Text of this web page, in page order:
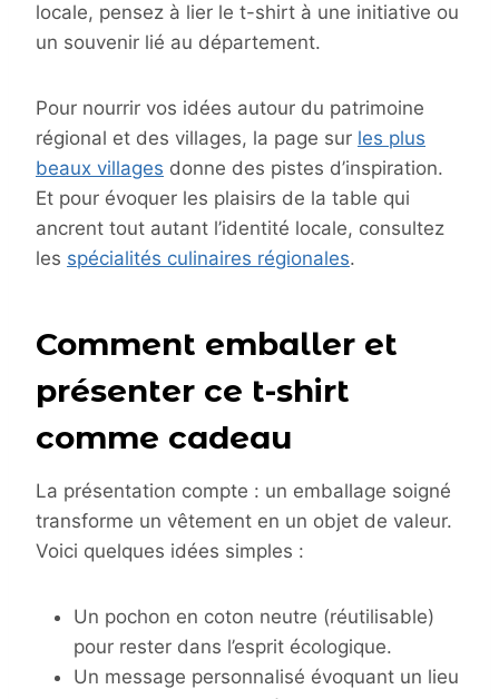
locale, pensez à lier le t-shirt à une initiative ou
un souvenir lié au département.
Pour nourrir vos idées autour du patrimoine
régional et des villages, la page sur les plus
beaux villages donne des pistes d’inspiration.
Et pour évoquer les plaisirs de la table qui
ancrent tout autant l’identité locale, consultez
les spécialités culinaires régionales.
Comment emballer et
présenter ce t-shirt
comme cadeau
La présentation compte : un emballage soigné
transforme un vêtement en un objet de valeur.
Voici quelques idées simples :
Un pochon en coton neutre (réutilisable)
pour rester dans l’esprit écologique.
Un message personnalisé évoquant un lieu